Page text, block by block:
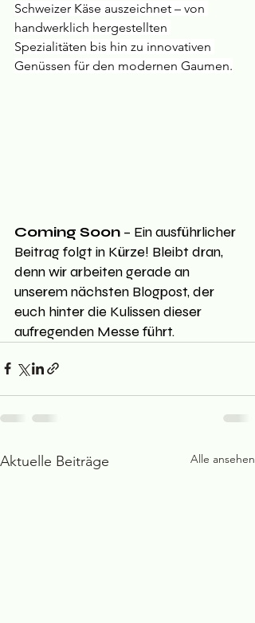
Schweizer Käse auszeichnet – von
handwerklich hergestellten
Spezialitäten bis hin zu innovativen
Genüssen für den modernen Gaumen.
Coming Soon – Ein ausführlicher
Beitrag folgt in Kürze! Bleibt dran,
denn wir arbeiten gerade an
unserem nächsten Blogpost, der
euch hinter die Kulissen dieser
aufregenden Messe führt.
Aktuelle Beiträge Alle ansehen